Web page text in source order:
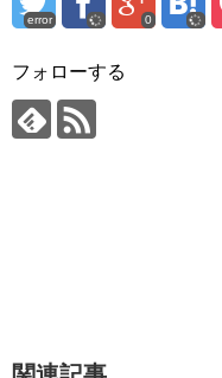
error 0
フォローする